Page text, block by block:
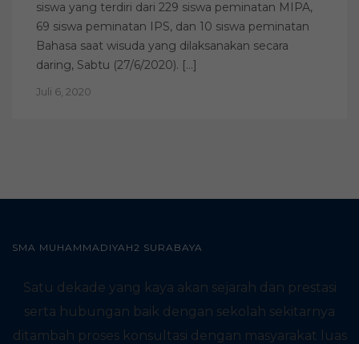
siswa yang terdiri dari 229 siswa peminatan MIPA,
69 siswa peminatan IPS, dan 10 siswa peminatan
Bahasa saat wisuda yang dilaksanakan secara
daring, Sabtu (27/6/2020). […]
Juli 6, 2020
SMA MUHAMMADIYAH2 SURABAYA
Satu dekade yang kaya akan sejarah dan prestasi
serta hubungan baik dengan sekolah sekitarnya
ditambah proses konsultasi dengan masyarakat luas